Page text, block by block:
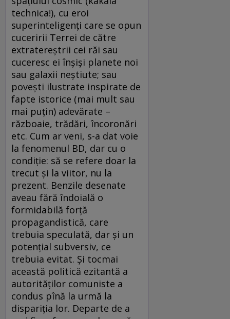
technica!), cu eroi
superinteligenţi care se opun
cuceririi Terrei de către
extratereştrii cei răi sau
cuceresc ei înşişi planete noi
sau galaxii neştiute; sau
poveşti ilustrate inspirate de
fapte istorice (mai mult sau
mai puţin) adevărate –
războaie, trădări, încoronări
etc. Cum ar veni, s-a dat voie
la fenomenul BD, dar cu o
condiţie: să se refere doar la
trecut şi la viitor, nu la
prezent. Benzile desenate
aveau fără îndoială o
formidabilă forţă
propagandistică, care
trebuia speculată, dar şi un
potenţial subversiv, ce
trebuia evitat. Şi tocmai
această politică ezitantă a
autorităţilor comuniste a
condus pînă la urmă la
dispariţia lor. Departe de a